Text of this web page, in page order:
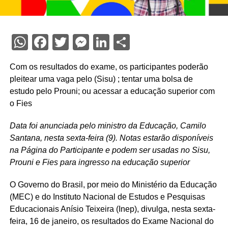
WhatsApp
Facebook
Twitter
Messenger
LinkedIn
Share
Com os resultados do exame, os participantes poderão
pleitear uma vaga pelo (Sisu) ; tentar uma bolsa de
estudo pelo Prouni; ou acessar a educação superior com
o Fies
Data foi anunciada pelo ministro da Educação, Camilo
Santana, nesta sexta-feira (9). Notas estarão disponíveis
na Página do Participante e podem ser usadas no Sisu,
Prouni e Fies para ingresso na educação superior
O Governo do Brasil, por meio do Ministério da Educação
(MEC) e do Instituto Nacional de Estudos e Pesquisas
Educacionais Anísio Teixeira (Inep), divulga, nesta sexta-
feira, 16 de janeiro, os resultados do Exame Nacional do